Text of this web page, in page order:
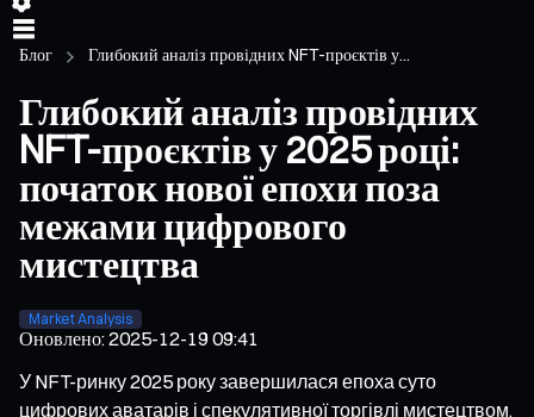
Блог Глибокий аналіз провідних NFT-проєктів у...
Глибокий аналіз провідних
NFT-проєктів у 2025 році:
початок нової епохи поза
межами цифрового
мистецтва
Market Analysis
Оновлено:2025-12-19 09:41
У NFT-ринку 2025 року завершилася епоха суто
цифрових аватарів і спекулятивної торгівлі мистецтвом.